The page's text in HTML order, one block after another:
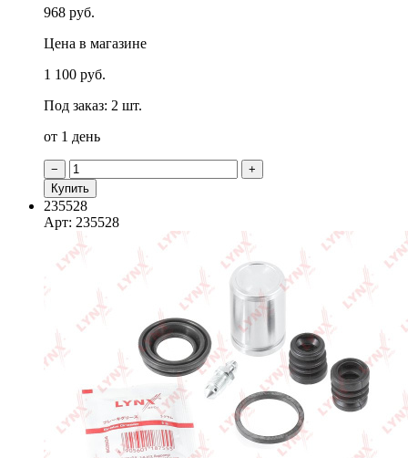
968 руб.
Цена в магазине
1 100 руб.
Под заказ: 2 шт.
от 1 день
−
+
Купить
235528
Арт: 235528